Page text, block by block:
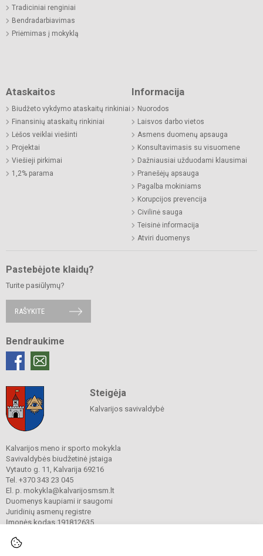
Tradiciniai renginiai
Bendradarbiavimas
Priėmimas į mokyklą
Ataskaitos
Biudžeto vykdymo ataskaitų rinkiniai
Finansinių ataskaitų rinkiniai
Lėšos veiklai viešinti
Projektai
Viešieji pirkimai
1,2% parama
Informacija
Nuorodos
Laisvos darbo vietos
Asmens duomenų apsauga
Konsultavimasis su visuomene
Dažniausiai užduodami klausimai
Pranešėjų apsauga
Pagalba mokiniams
Korupcijos prevencija
Civilinė sauga
Teisinė informacija
Atviri duomenys
Pastebėjote klaidų?
Turite pasiūlymų?
RAŠYKITE
Bendraukime
Steigėja
Kalvarijos savivaldybė
Kalvarijos meno ir sporto mokykla
Savivaldybės biudžetinė įstaiga
Vytauto g. 11, Kalvarija 69216
Tel. +370 343 23 045
El. p. mokykla@kalvarijosmsm.lt
Duomenys kaupiami ir saugomi
Juridinių asmenų registre
Įmonės kodas 191812635